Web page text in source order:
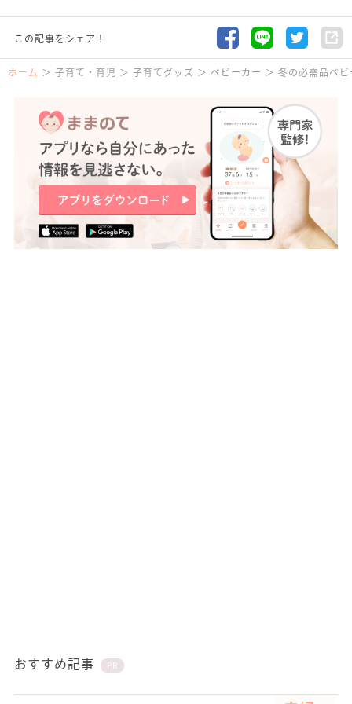
この記事をシェア！
ホーム 子育て・育児 子育てグッズ ベビーカー 冬の必需品ベ
おすすめ記事 PR